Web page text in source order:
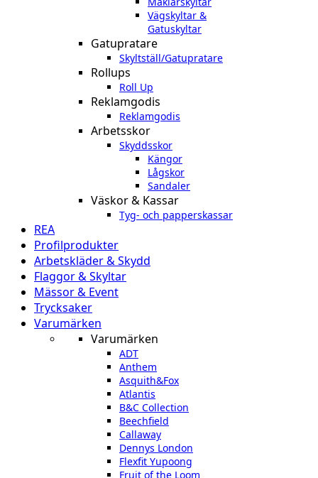
Vägskyltar &
Gatuskyltar
Gatupratare
Skyltställ/Gatupratare
Rollups
Roll Up
Reklamgodis
Reklamgodis
Arbetsskor
Skyddsskor
Kängor
Lågskor
Sandaler
Väskor & Kassar
Tyg- och papperskassar
REA
Profilprodukter
Arbetskläder & Skydd
Flaggor & Skyltar
Mässor & Event
Trycksaker
Varumärken
Varumärken
ADT
Anthem
Asquith&Fox
Atlantis
B&C Collection
Beechfield
Callaway
Dennys London
Flexfit Yupoong
Fruit of the Loom